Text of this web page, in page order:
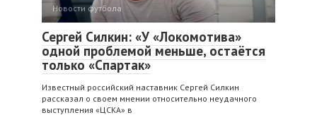
Новости футбола
Сергей Силкин: «У «Локомотива»
одной проблемой меньше, остаётся
только «Спартак»
Известный российский наставник Сергей Силкин
рассказал о своем мнении относительно неудачного
выступления «ЦСКА» в